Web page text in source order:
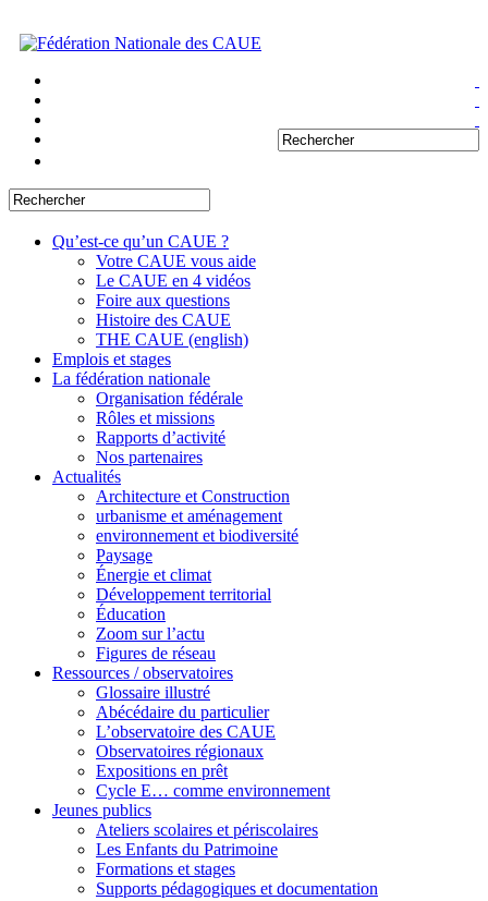
Qu’est-ce qu’un CAUE ?
Votre CAUE vous aide
Le CAUE en 4 vidéos
Foire aux questions
Histoire des CAUE
THE CAUE (english)
Emplois et stages
La fédération nationale
Organisation fédérale
Rôles et missions
Rapports d’activité
Nos partenaires
Actualités
Architecture et Construction
urbanisme et aménagement
environnement et biodiversité
Paysage
Énergie et climat
Développement territorial
Éducation
Zoom sur l’actu
Figures de réseau
Ressources / observatoires
Glossaire illustré
Abécédaire du particulier
L’observatoire des CAUE
Observatoires régionaux
Expositions en prêt
Cycle E… comme environnement
Jeunes publics
Ateliers scolaires et périscolaires
Les Enfants du Patrimoine
Formations et stages
Supports pédagogiques et documentation